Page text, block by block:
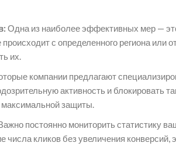
Одна из наиболее эффективных мер —
с определенного региона или
их.
компании предлагают
активность и блокировать
защиты.
постоянно мониторить статистику
числа кликов без увеличения